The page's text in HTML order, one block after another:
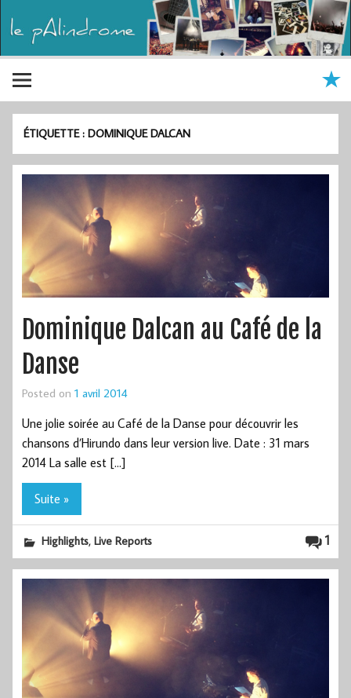
ÉTIQUETTE :DOMINIQUE DALCAN
Dominique Dalcan au Café de la
Danse
Posted on 1 avril 2014
Une jolie soirée au Café de la Danse pour découvrir les
chansons d’Hirundo dans leur version live. Date : 31 mars
2014 La salle est […]
Suite »
1
Highlights,Live Reports